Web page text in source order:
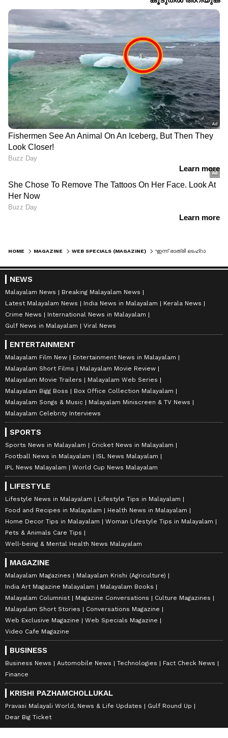
HOME MAGAZINE WEB SPECIALS (MAGAZINE)
NEWS
Malayalam News
Breaking Malayalam News
Latest Malayalam News
India News in Malayalam
Kerala News
Crime News
International News in Malayalam
Gulf News in Malayalam
Viral News
ENTERTAINMENT
Malayalam Film New
Entertainment News in Malayalam
Malayalam Short Films
Malayalam Movie Review
Malayalam Movie Trailers
Malayalam Web Series
Malayalam Bigg Boss
Box Office Collection Malayalam
Malayalam Songs & Music
Malayalam Miniscreen & TV News
Malayalam Celebrity Interviews
SPORTS
Sports News in Malayalam
Cricket News in Malayalam
Football News in Malayalam
ISL News Malayalam
IPL News Malayalam
World Cup News Malayalam
LIFESTYLE
Lifestyle News in Malayalam
Lifestyle Tips in Malayalam
Food and Recipes in Malayalam
Health News in Malayalam
Home Decor Tips in Malayalam
Woman Lifestyle Tips in Malayalam
Pets & Animals Care Tips
Well-being & Mental Health News Malayalam
MAGAZINE
Malayalam Magazines
Malayalam Krishi (Agriculture)
India Art Magazine Malayalam
Malayalam Books
Malayalam Columnist
Magazine Conversations
Culture Magazines
Malayalam Short Stories
Conversations Magazine
Web Exclusive Magazine
Web Specials Magazine
Video Cafe Magazine
BUSINESS
Business News Automobile News Technologies
Fact Check News
Finance
KRISHI PAZHAMCHOLLUKAL
Pravasi Malayali World, News & Life Updates
Gulf Round Up
Dear Big Ticket